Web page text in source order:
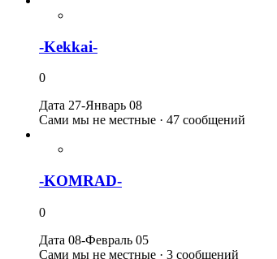
-Kekkai-
0
Дата 27-Январь 08
Сами мы не местные · 47 сообщений
-KOMRAD-
0
Дата 08-Февраль 05
Сами мы не местные · 3 сообщений